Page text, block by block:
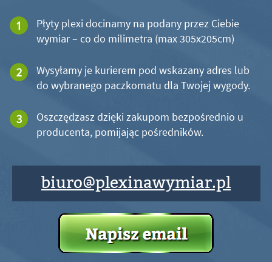
Płyty plexi docinamy na podany przez Ciebie
wymiar – co do milimetra (max 305x205cm)
Wysyłamy je kurierem pod wskazany adres lub
do wybranego paczkomatu dla Twojej wygody.
Oszczędzasz dzięki zakupom bezpośrednio u
producenta, pomijając pośredników.
biuro@plexinawymiar.pl